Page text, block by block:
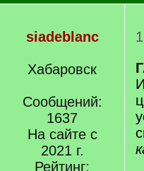
siadeblanc
Хабаровск
Сообщений:
1637
На сайте с
2021 г.
Рейтинг: